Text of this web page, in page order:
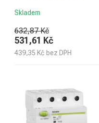
Skladem
632,87 Kč
531,61 Kč
439,35 Kč bez DPH